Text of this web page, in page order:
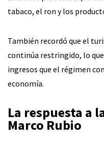
tabaco, el ron y los
También recordó que el
continúa restringido, lo
ingresos que el régimen
economía.
La respuesta a
Marco Rubio